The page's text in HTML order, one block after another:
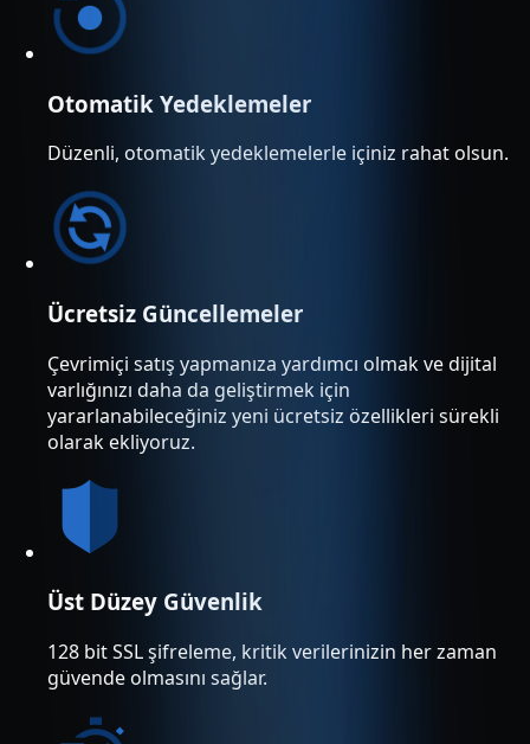
Otomatik Yedeklemeler
Düzenli, otomatik yedeklemelerle içiniz rahat olsun.
Ücretsiz Güncellemeler
Çevrimiçi satış yapmanıza yardımcı olmak ve dijital
varlığınızı daha da geliştirmek için
yararlanabileceğiniz yeni ücretsiz özellikleri sürekli
olarak ekliyoruz.
Üst Düzey Güvenlik
128 bit SSL şifreleme, kritik verilerinizin her zaman
güvende olmasını sağlar.